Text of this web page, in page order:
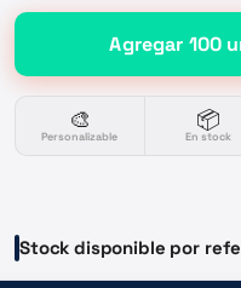
Agregar 100
🎨
Personalizable
📦
En stock
Stock disponible por